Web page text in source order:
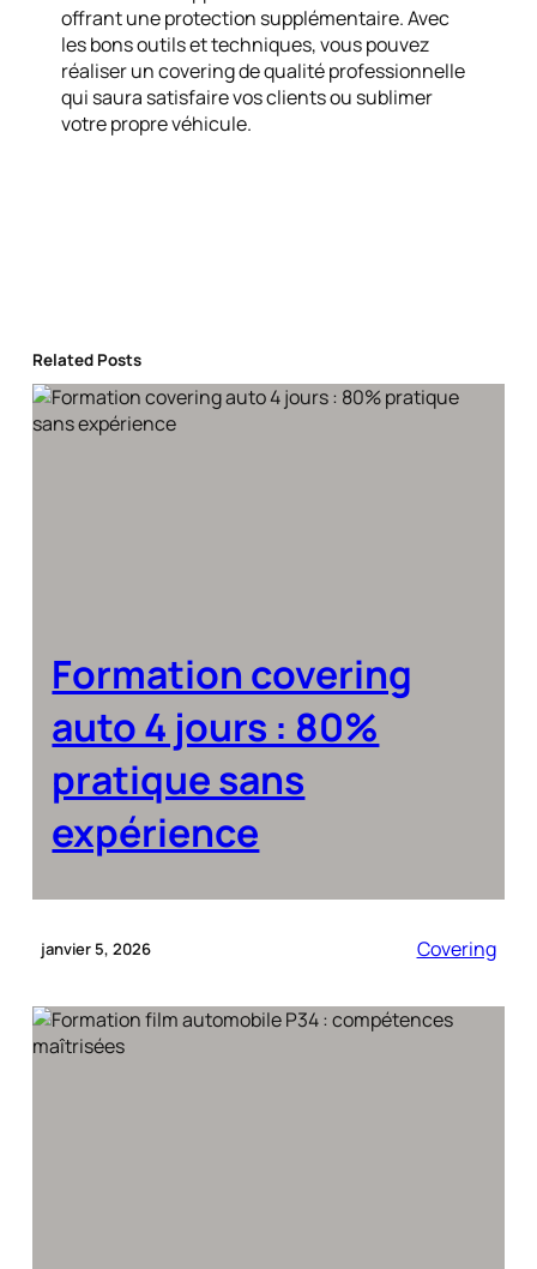
offrant une protection supplémentaire. Avec
les bons outils et techniques, vous pouvez
réaliser un covering de qualité professionnelle
qui saura satisfaire vos clients ou sublimer
votre propre véhicule.
Related Posts
Formation covering
auto 4 jours : 80%
pratique sans
expérience
janvier 5, 2026 Covering